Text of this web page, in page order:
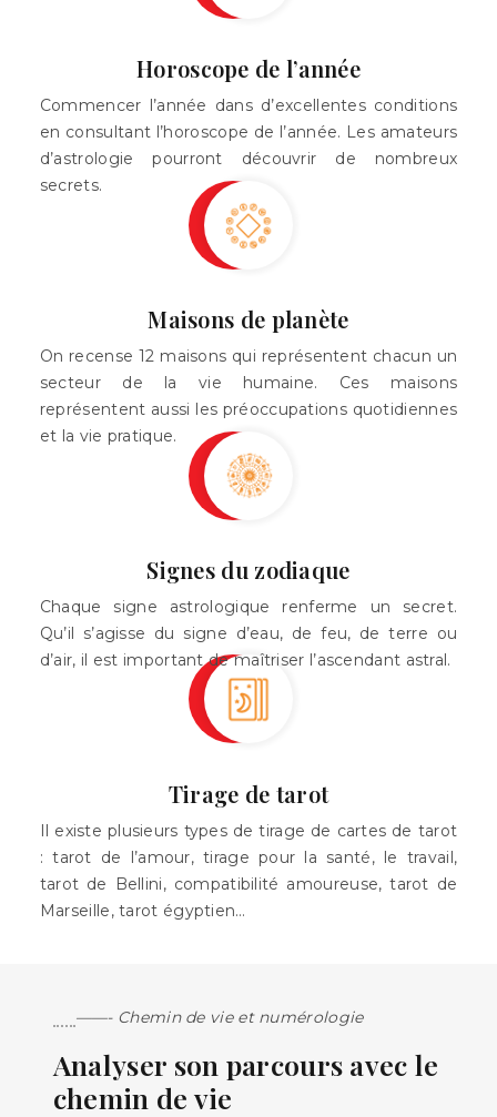
Horoscope de l’année
Commencer l’année dans d’excellentes conditions
en consultant l’horoscope de l’année. Les amateurs
d’astrologie pourront découvrir de nombreux
secrets.
Maisons de planète
On recense 12 maisons qui représentent chacun un
secteur de la vie humaine. Ces maisons
représentent aussi les préoccupations quotidiennes
et la vie pratique.
Signes du zodiaque
Chaque signe astrologique renferme un secret.
Qu’il s’agisse du signe d’eau, de feu, de terre ou
d’air, il est important de maîtriser l’ascendant astral.
Tirage de tarot
Il existe plusieurs types de tirage de cartes de tarot
: tarot de l’amour, tirage pour la santé, le travail,
tarot de Bellini, compatibilité amoureuse, tarot de
Marseille, tarot égyptien…
——- Chemin de vie et numérologie
Analyser son parcours avec le
chemin de vie